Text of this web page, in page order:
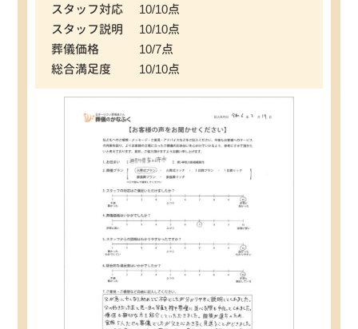
スタッフ対応
10/10点
スタッフ説明
10/10点
葬儀価格
10/7点
総合満足度
10/10点